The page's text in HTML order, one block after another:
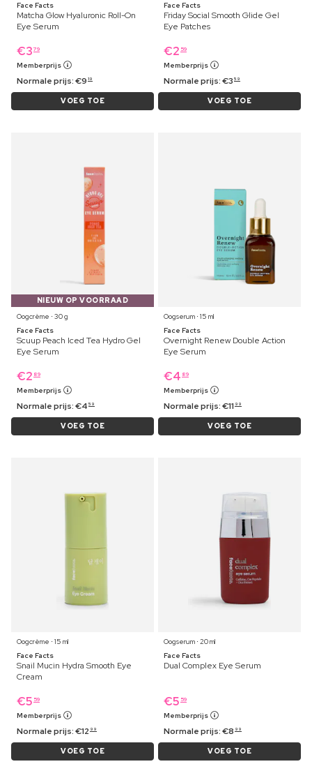
Face Facts
Matcha Glow Hyaluronic Roll-On
Eye Serum
€3 79
Memberprijs
Normale prijs:€9 19
VOEG TOE
Face Facts
Friday Social Smooth Glide Gel
Eye Patches
€2 59
Memberprijs
Normale prijs:€3 59
VOEG TOE
NIEUW OP VOORRAAD
Oogcrème ⋅ 30 g
Face Facts
Scuup Peach Iced Tea Hydro Gel
Eye Serum
€2 89
Memberprijs
Normale prijs:€4 59
VOEG TOE
Oogserum ⋅ 15 ml
Face Facts
Overnight Renew Double Action
Eye Serum
€4 89
Memberprijs
Normale prijs:€11 99
VOEG TOE
Oogcrème ⋅ 15 ml
Face Facts
Snail Mucin Hydra Smooth Eye
Cream
€5 59
Memberprijs
Normale prijs:€12 99
VOEG TOE
Oogserum ⋅ 20 ml
Face Facts
Dual Complex Eye Serum
€5 59
Memberprijs
Normale prijs:€8 99
VOEG TOE